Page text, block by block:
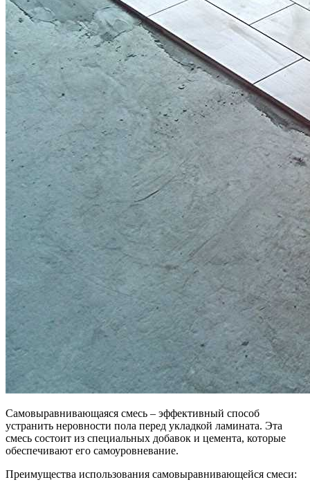
Самовыравнивающаяся смесь – эффективный способ
устранить неровности пола перед укладкой ламината. Эта
смесь состоит из специальных добавок и цемента, которые
обеспечивают его самоуровневание.
Преимущества использования самовыравнивающейся смеси: